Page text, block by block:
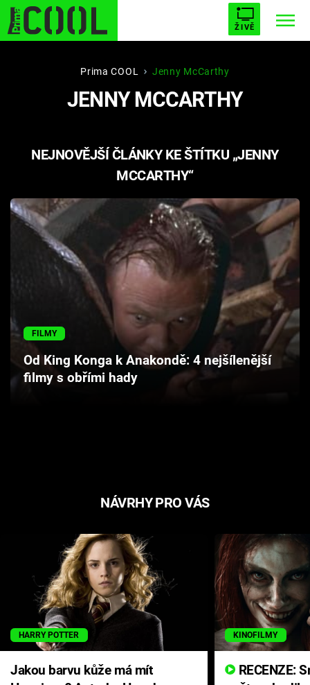
ŽIVĚ
STARHOUSE BUFFY, PŘEMOŽITELKA UPÍRŮ
PLNEJ KOTEL AVENGERS 5
Filmy
Seriály
Cool Esport
Pořady
Prima COOL Jenny McCarthy
JENNY MCCARTHY
NEJNOVĚJŠÍ ČLÁNKY KE ŠTÍTKU „JENNY
MCCARTHY“
FILMY
Od King Konga k Anakondě: 4 nejšílenější
filmy s obřími hady
NÁVRHY PRO VÁS
HARRY POTTER
Jakou barvu kůže má mít
KINOFILMY